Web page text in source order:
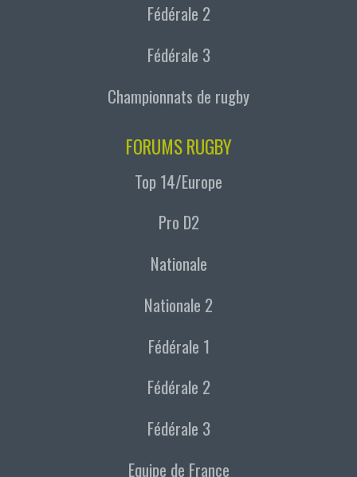
Fédérale 2
Fédérale 3
Championnats de rugby
FORUMS RUGBY
Top 14/Europe
Pro D2
Nationale
Nationale 2
Fédérale 1
Fédérale 2
Fédérale 3
Equipe de France